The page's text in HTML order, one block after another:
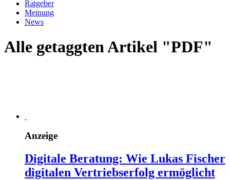
Ratgeber
Meinung
News
Alle getaggten Artikel "PDF"
Anzeige
Digitale Beratung: Wie Lukas Fischer
digitalen Vertriebserfolg ermöglicht